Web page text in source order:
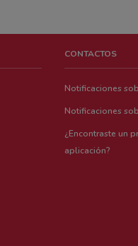
CONTACTOS
Notificaciones
Notificaciones
¿Encontraste un
aplicación?